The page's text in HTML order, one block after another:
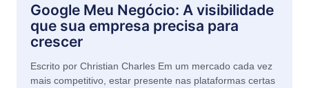
Google Meu Negócio: A visibilidade
que sua empresa precisa para
crescer
Escrito por Christian Charles Em um mercado cada vez
mais competitivo, estar presente nas plataformas certas